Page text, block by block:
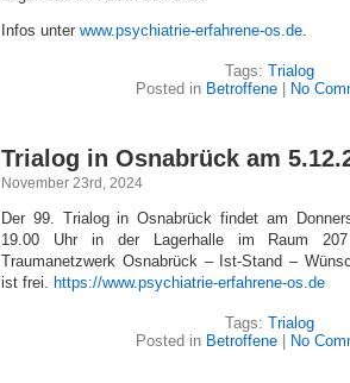
Infos unter www.psychiatrie-erfahrene-os.de.
Tags: Trialog
Posted in Betroffene No
Trialog in Osnabrück am
November 23rd, 2024
Der 99. Trialog in Osnabrück findet am
19.00 Uhr in der Lagerhalle im Raum
Traumanetzwerk Osnabrück – Ist-Stand –
ist frei. https://www.psychiatrie-erfahrene-os.de
Tags: Trialog
Posted in Betroffene No